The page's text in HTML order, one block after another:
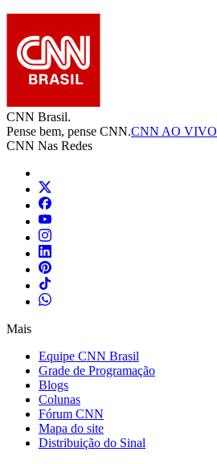
CNN Brasil.
Pense bem, pense CNN.CNN AO VIVO
CNN Nas Redes
Mais
Equipe CNN Brasil
Grade de Programação
Blogs
Colunas
Fórum CNN
Mapa do site
Distribuição do Sinal